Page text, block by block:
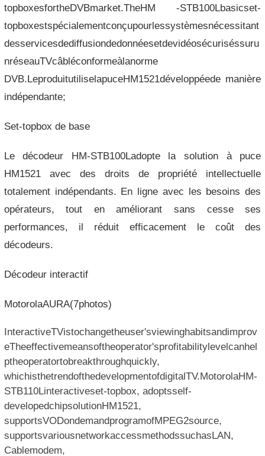
topboxesfortheDVBmarket.TheHM -STB100Lbasicset-
topboxestspécialementconçupourlessystèmesnécessitant
desservicesdediffusiondedonnéesetdevidéosécuriséssuru
nréseauTVcâbléconformeàlanorme
DVB.LeproduitutiliselapuceHM1521développéede manière
indépendante;
Set-topbox de base
Le décodeur HM-STB100Ladopte la solution à puce
HM1521 avec des droits de propriété intellectuelle
totalement indépendants. En ligne avec les besoins des
opérateurs, tout en améliorant sans cesse ses
performances, il réduit efficacement le coût des
décodeurs.
Décodeur interactif
MotorolaAURA(7photos)
InteractiveTVistochangetheuser'sviewinghabitsandimprov
eTheeffectivemeansoftheoperator'sprofitabilitylevelcanhel
ptheoperatortobreakthroughquickly,
whichisthetrendofthedevelopmentofdigitalTV.MotorolaHM-
STB110Linteractiveset-topbox, adoptsself-
developedchipsolutionHM1521,
supportsVODondemandprogramofMPEG2source,
supportsvariousnetworkaccessmethodssuchasLAN,
Cablemodem,